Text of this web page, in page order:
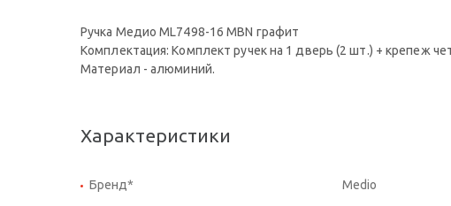
Ручка Медио ML7498-16 MBN графит
Комплектация: Комплект ручек на 1 дверь (2 шт.) + крепеж
Материал - алюминий.
Характеристики
Бренд* Medio